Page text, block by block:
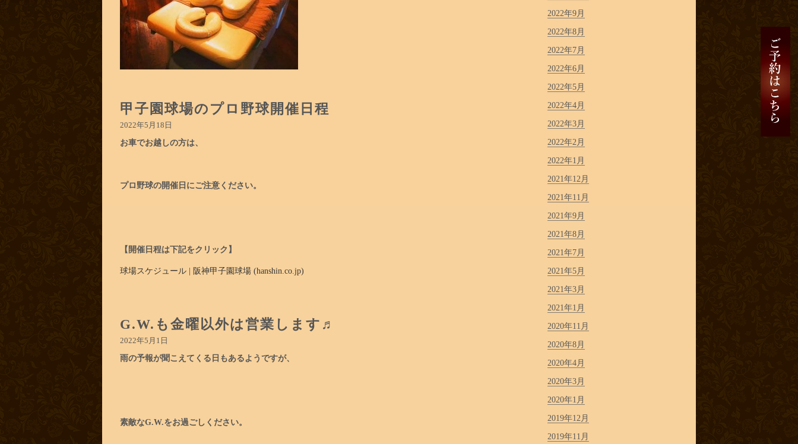
甲子園球場のプロ野球開催日程
2022年5月18日
お車でお越しの方は、
プロ野球の開催日にご注意ください。
【開催日程は下記をクリック】
球場スケジュール | 阪神甲子園球場 (hanshin.co.jp)
G.W.も金曜以外は営業します♬
2022年5月1日
雨の予報が聞こえてくる日もあるようですが、
素敵なG.W.をお過ごしください。
2022年9月
2022年8月
2022年7月
2022年6月
2022年5月
2022年4月
2022年3月
2022年2月
2022年1月
2021年12月
2021年11月
2021年9月
2021年8月
2021年7月
2021年5月
2021年3月
2021年1月
2020年11月
2020年8月
2020年4月
2020年3月
2020年1月
2019年12月
2019年11月